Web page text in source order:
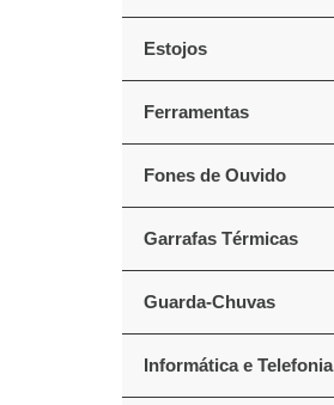
Estojos
Ferramentas
Fones de Ouvido
Garrafas Térmicas
Guarda-Chuvas
Informática e Telefonia